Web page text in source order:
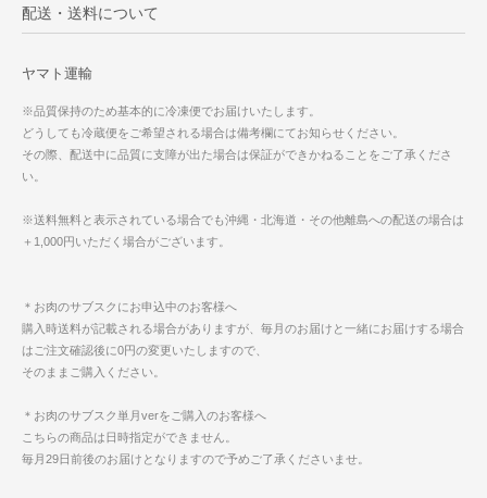
配送・送料について
ヤマト運輸
※品質保持のため基本的に冷凍便でお届けいたします。
どうしても冷蔵便をご希望される場合は備考欄にてお知らせください。
その際、配送中に品質に支障が出た場合は保証ができかねることをご了承くださ
い。
※送料無料と表示されている場合でも沖縄・北海道・その他離島への配送の場合は
＋1,000円いただく場合がございます。
＊お肉のサブスクにお申込中のお客様へ
購入時送料が記載される場合がありますが、毎月のお届けと一緒にお届けする場合
はご注文確認後に0円の変更いたしますので、
そのままご購入ください。
＊お肉のサブスク単月verをご購入のお客様へ
こちらの商品は日時指定ができません。
毎月29日前後のお届けとなりますので予めご了承くださいませ。